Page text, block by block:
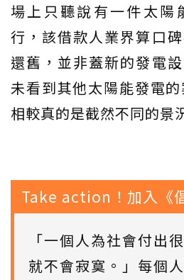
場上只聽說有一件太陽
行，該借款人業界算口
還舊，並非蓋新的發電
未看到其他太陽能發電
相較真的是截然不同的景
Take action！加入《
「一個人為社會付出
就不會寂寞。」每個